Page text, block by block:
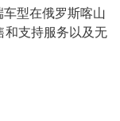
车型在俄罗斯喀山
和支持服务以及无